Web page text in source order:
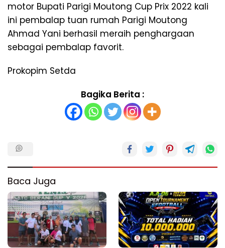
motor Bupati Parigi Moutong Cup Prix 2022 kali
ini pembalap tuan rumah Parigi Moutong
Ahmad Yani berhasil meraih penghargaan
sebagai pembalap favorit.
Prokopim Setda
Bagika Berita :
Baca Juga